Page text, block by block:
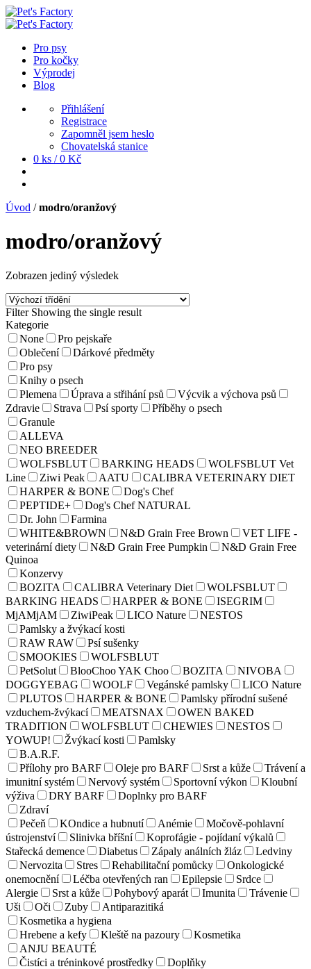
Pro psy
Pro kočky
Výprodej
Blog
Přihlášení
Registrace
Zapomněl jsem heslo
Chovatelská stanice
0 ks / 0 Kč
Úvod /modro/oranžový
modro/oranžový
Zobrazen jediný výsledek
Filter Showing the single result
Kategorie
None
Pro pejskaře
Oblečení
Dárkové předměty
Pro psy
Knihy o psech
Plemena
Úprava a střihání psů
Výcvik a výchova psů
Zdravie
Strava Psí sporty
Příběhy o psech
Granule
ALLEVA
NEO BREEDER
WOLFSBLUT
BARKING HEADS
WOLFSBLUT Vet
Line
Ziwi Peak AATU
CALIBRA VETERINARY DIET
HARPER & BONE
Dog's Chef
PEPTIDE+
Dog's Chef NATURAL
Dr. John
Farmina
WHITE&BROWN
N&D Grain Free Brown
VET LIFE -
veterinární diety
N&D Grain Free Pumpkin
N&D Grain Free
Quinoa
Konzervy
BOZITA
CALIBRA Veterinary Diet
WOLFSBLUT
BARKING HEADS
HARPER & BONE
ISEGRIM
MjAMjAM
ZiwiPeak LICO Nature
NESTOS
Pamlsky a žvýkací kosti
RAW RAW
Psí sušenky
SMOOKIES
WOLFSBLUT
PetSolut
BlooChoo YAK Choo BOZITA
NIVOBA
DOGGYEBAG
WOOLF Vegánské pamlsky
LICO Nature
PLUTOS
HARPER & BONE
Pamlsky přírodní sušené
vzduchem-žvýkací
MEATSNAX
OWEN BAKED
TRADITION
WOLFSBLUT CHEWIES
NESTOS
YOWUP!
Žvýkací kosti
Pamlsky
B.A.R.F.
Přílohy pro BARF
Oleje pro BARF Srst a kůže
Trávení a
imunitní systém
Nervový systém Sportovní výkon
Kloubní
výživa
DRY BARF
Doplnky pro BARF
Zdraví
Pečeň
KOndice a hubnutí Anémie
Močově-pohlavní
ústrojenství
Slinivka bříšní
Koprofágie - pojídaní výkalů
Stařecká demence
Diabetus Zápaly análních žláz
Ledviny
Nervozita
Stres Rehabilitační pomůcky
Onkologické
onemocnění
Léčba otevřených ran Epilepsie
Srdce
Alergie
Srst a kůže Pohybový aparát Imunita
Trávenie
Uši
Oči Zuby
Antiparazitiká
Kosmetika a hygiena
Hrebene a kefy
Kleště na pazoury
Kosmetika
ANJU BEAUTÉ
Čistíci a tréninkové prostředky
Doplňky